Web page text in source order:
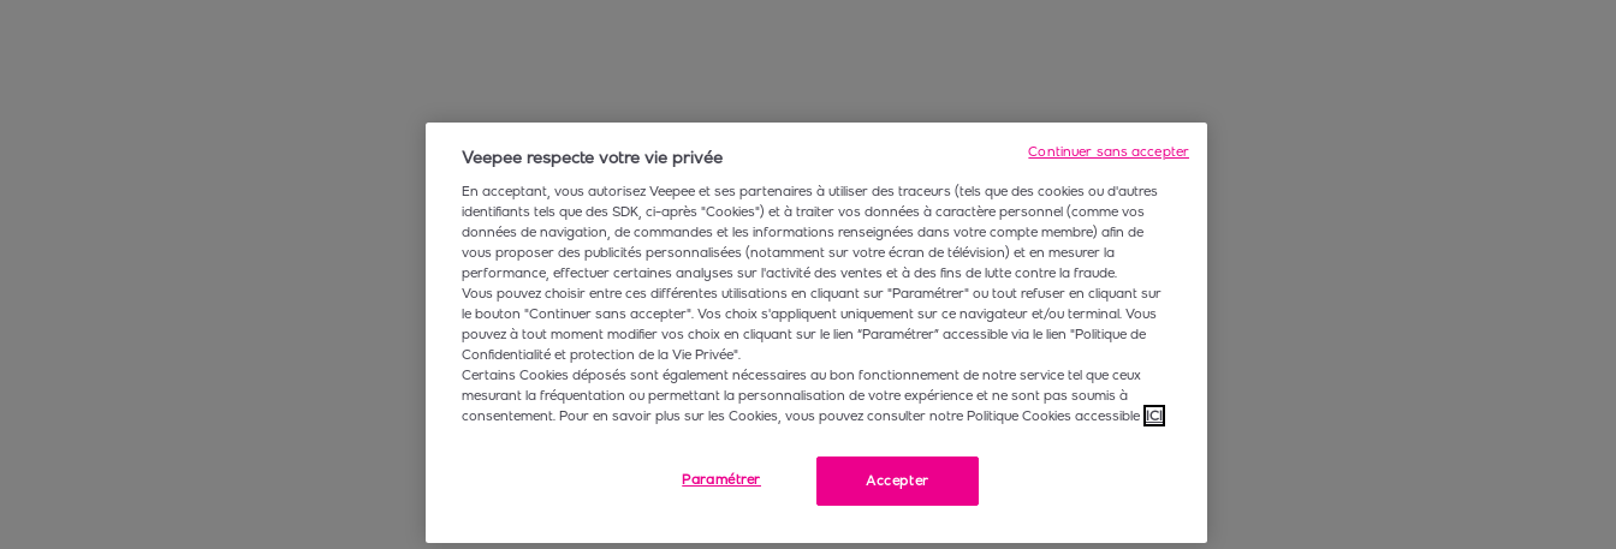
Veepee respecte votre vie privée
En acceptant, vous autorisez Veepee et ses partenaires à utiliser des traceurs (tels que des cookies ou d'autres
identifiants tels que des SDK, ci-après "Cookies") et à traiter vos données à caractère personnel (comme vos
données de navigation, de commandes et les informations renseignées dans votre compte membre) afin de
vous proposer des publicités personnalisées (notamment sur votre écran de télévision) et en mesurer la
performance, effectuer certaines analyses sur l'activité des ventes et à des fins de lutte contre la fraude.
Vous pouvez choisir entre ces différentes utilisations en cliquant sur "Paramétrer" ou tout refuser en cliquant sur
le bouton "Continuer sans accepter". Vos choix s'appliquent uniquement sur ce navigateur et/ou terminal. Vous
pouvez à tout moment modifier vos choix en cliquant sur le lien “Paramétrer” accessible via le lien "Politique de
Confidentialité et protection de la Vie Privée".
Certains Cookies déposés sont également nécessaires au bon fonctionnement de notre service tel que ceux
mesurant la fréquentation ou permettant la personnalisation de votre expérience et ne sont pas soumis à
consentement. Pour en savoir plus sur les Cookies, vous pouvez consulter notre Politique Cookies accessible ICI
Accepter
Paramétrer
Continuer sans accepter